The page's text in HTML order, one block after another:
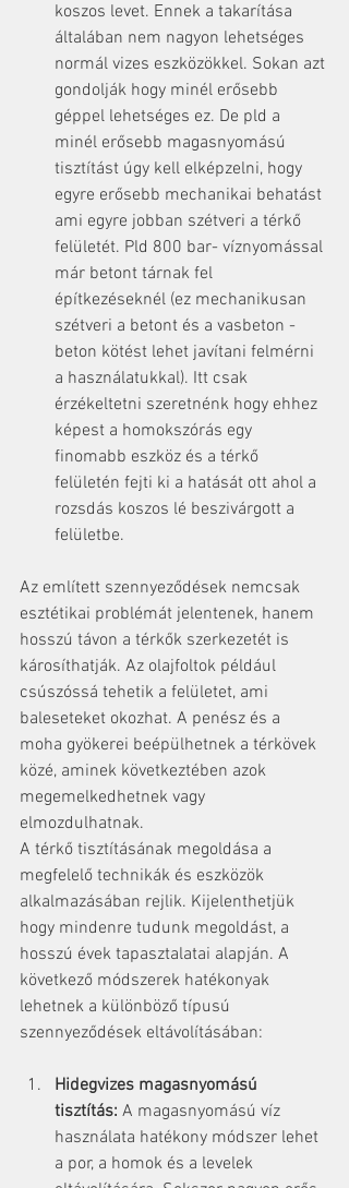
koszos levet. Ennek a takarítása
általában nem nagyon lehetséges
normál vizes eszközökkel. Sokan azt
gondolják hogy minél erősebb
géppel lehetséges ez. De pld a
minél erősebb magasnyomású
tisztítást úgy kell elképzelni, hogy
egyre erősebb mechanikai behatást
ami egyre jobban szétveri a térkő
felületét. Pld 800 bar- víznyomással
már betont tárnak fel
építkezéseknél (ez mechanikusan
szétveri a betont és a vasbeton -
beton kötést lehet javítani felmérni
a használatukkal). Itt csak
érzékeltetni szeretnénk hogy ehhez
képest a homokszórás egy
finomabb eszköz és a térkő
felületén fejti ki a hatását ott ahol a
rozsdás koszos lé beszivárgott a
felületbe.
Az említett szennyeződések nemcsak
esztétikai problémát jelentenek, hanem
hosszú távon a térkők szerkezetét is
károsíthatják. Az olajfoltok például
csúszóssá tehetik a felületet, ami
baleseteket okozhat. A penész és a
moha gyökerei beépülhetnek a térkövek
közé, aminek következtében azok
megemelkedhetnek vagy
elmozdulhatnak.
A térkő tisztításának megoldása a
megfelelő technikák és eszközök
alkalmazásában rejlik. Kijelenthetjük
hogy mindenre tudunk megoldást, a
hosszú évek tapasztalatai alapján. A
következő módszerek hatékonyak
lehetnek a különböző típusú
szennyeződések eltávolításában:
Hidegvizes magasnyomású
tisztítás: A magasnyomású víz
használata hatékony módszer lehet
a por, a homok és a levelek